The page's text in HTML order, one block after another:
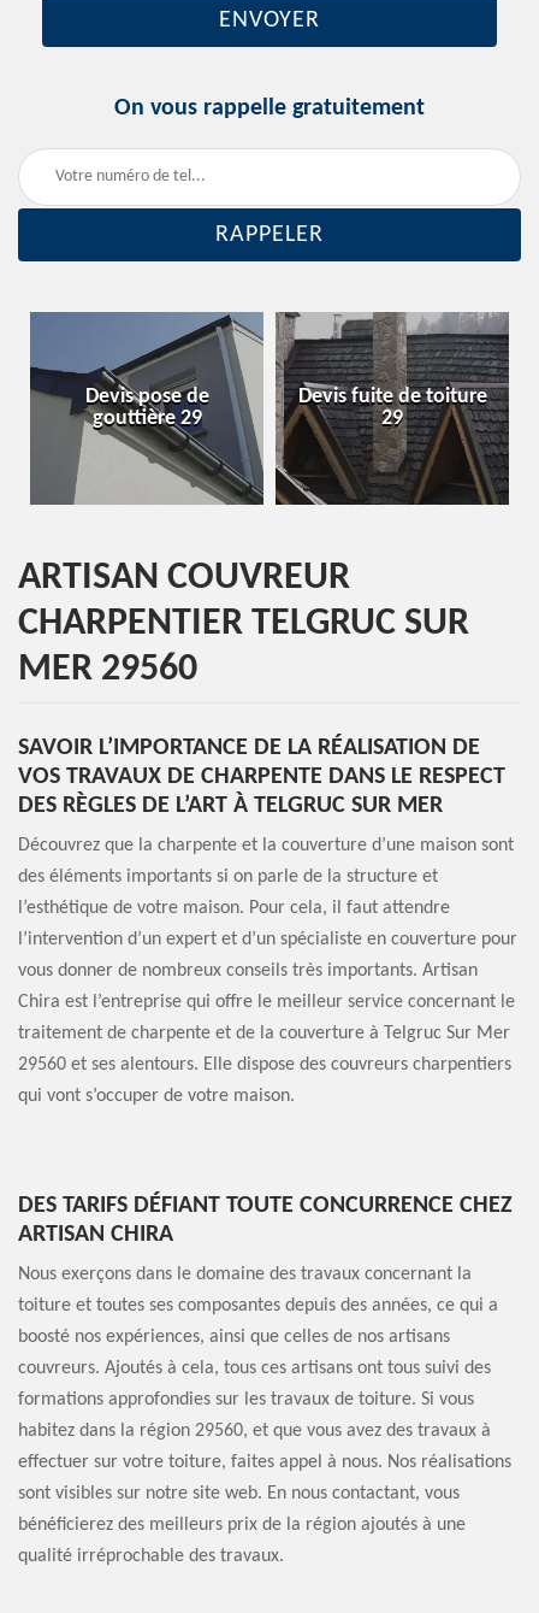
On vous rappelle gratuitement
de
Devis fuite de toiture
29
Entreprise de
29
ARTISAN COUVREUR
CHARPENTIER TELGRUC SUR
MER 29560
SAVOIR L’IMPORTANCE DE LA RÉALISATION DE
VOS TRAVAUX DE CHARPENTE DANS LE RESPECT
DES RÈGLES DE L’ART À TELGRUC SUR MER
Découvrez que la charpente et la couverture d’une maison sont
des éléments importants si on parle de la structure et
l’esthétique de votre maison. Pour cela, il faut attendre
l’intervention d’un expert et d’un spécialiste en couverture pour
vous donner de nombreux conseils très importants. Artisan
Chira est l’entreprise qui offre le meilleur service concernant le
traitement de charpente et de la couverture à Telgruc Sur Mer
29560 et ses alentours. Elle dispose des couvreurs charpentiers
qui vont s’occuper de votre maison.
DES TARIFS DÉFIANT TOUTE CONCURRENCE CHEZ
ARTISAN CHIRA
Nous exerçons dans le domaine des travaux concernant la
toiture et toutes ses composantes depuis des années, ce qui a
boosté nos expériences, ainsi que celles de nos artisans
couvreurs. Ajoutés à cela, tous ces artisans ont tous suivi des
formations approfondies sur les travaux de toiture. Si vous
habitez dans la région 29560, et que vous avez des travaux à
effectuer sur votre toiture, faites appel à nous. Nos réalisations
sont visibles sur notre site web. En nous contactant, vous
bénéficierez des meilleurs prix de la région ajoutés à une
qualité irréprochable des travaux.